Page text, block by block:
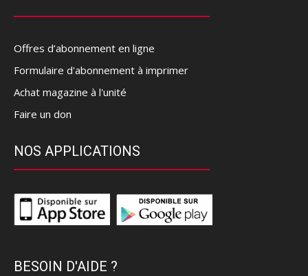
Offres d’abonnement en ligne
Formulaire d'abonnement à imprimer
Achat magazine à l'unité
Faire un don
NOS APPLICATIONS
BESOIN D'AIDE ?